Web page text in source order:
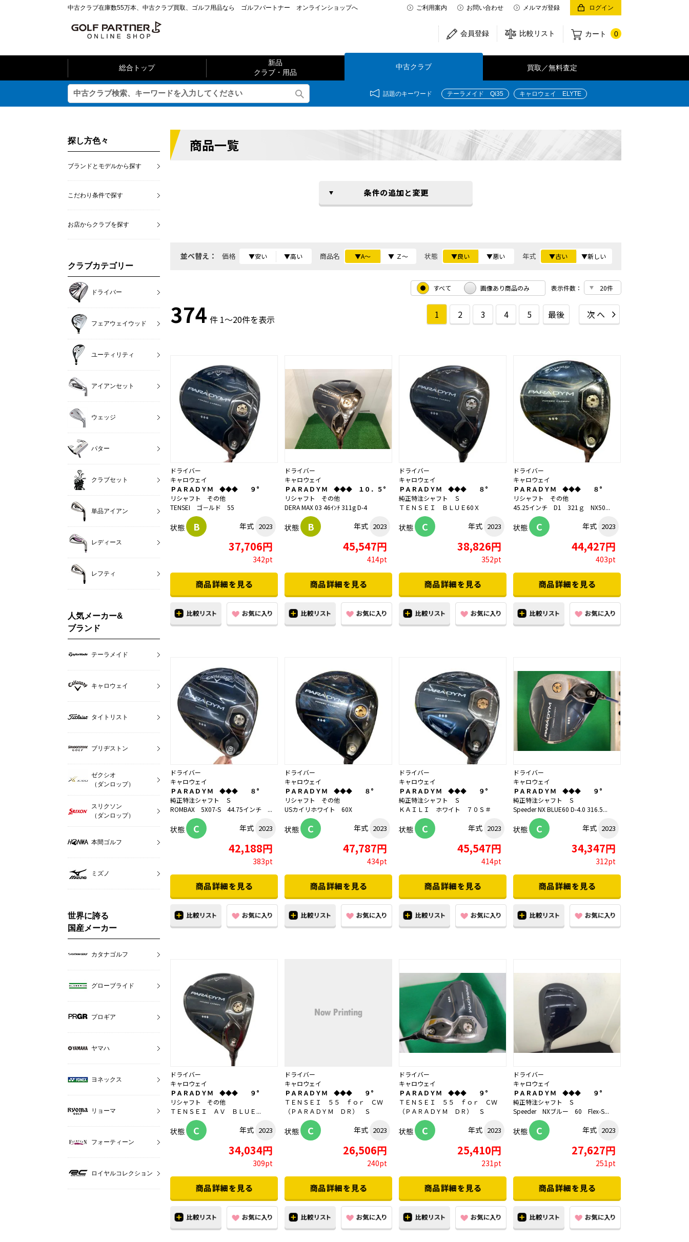
中古クラブ在庫数55万本、中古クラブ買取、ゴルフ用品なら ゴルフパートナー オンラインショップへ ご利用案内 お問い合わせ メルマガ登録 ログイン
カート 0
比較リスト
会員登録
総合トップ
新品
クラブ・用品
中古クラブ 買取／無料査定
話題のキーワード テーラメイド Qi35 キャロウェイ ELYTE
商品一覧
並べ替え： 価格 ▼安い ▼高い 商品名 ▼A～ ▼ Ｚ～ 状態 ▼良い ▼悪い 年式 ▼古い ▼新しい
すべて 画像あり商品のみ 表示件数：
374 件 1～20件を表示 1 2 3 4 5 最後 次へ
ドライバー
キャロウェイ
ＰＡＲＡＤＹＭ ◆◆◆ ９°
リシャフト その他
TENSEI ゴ－ルド 55
状態 B 年式 2023
37,706円
342pt
ドライバー
キャロウェイ
ＰＡＲＡＤＹＭ ◆◆◆ １０．５°
リシャフト その他
DERA MAX 03 46ｲﾝﾁ 311g D-4
状態 B 年式 2023
45,547円
414pt
ドライバー
キャロウェイ
ＰＡＲＡＤＹＭ ◆◆◆ ８°
純正特注シャフト Ｓ
ＴＥＮＳＥＩ ＢＬＵＥ60Ｘ
状態 C 年式 2023
38,826円
352pt
ドライバー
キャロウェイ
ＰＡＲＡＤＹＭ ◆◆◆ ８°
リシャフト その他
45.25インチ D1 321ｇ NX50...
状態 C 年式 2023
44,427円
403pt
ドライバー
キャロウェイ
ＰＡＲＡＤＹＭ ◆◆◆ ８°
純正特注シャフト Ｓ
ROMBAX 5X07-S 44.75インチ ...
状態 C 年式 2023
42,188円
383pt
ドライバー
キャロウェイ
ＰＡＲＡＤＹＭ ◆◆◆ ８°
リシャフト その他
USカイリホワイト 60X
状態 C 年式 2023
47,787円
434pt
ドライバー
キャロウェイ
ＰＡＲＡＤＹＭ ◆◆◆ ９°
純正特注シャフト Ｓ
ＫＡＩＬＩ ホワイト ７０Ｓ＃
状態 C 年式 2023
45,547円
414pt
ドライバー
キャロウェイ
ＰＡＲＡＤＹＭ ◆◆◆ ９°
純正特注シャフト Ｓ
Speeder NX BLUE60 D-4.0 316.5...
状態 C 年式 2023
34,347円
312pt
ドライバー
キャロウェイ
ＰＡＲＡＤＹＭ ◆◆◆ ９°
リシャフト その他
ＴＥＮＳＥＩ ＡＶ ＢＬＵＥ...
状態 C 年式 2023
34,034円
309pt
ドライバー
キャロウェイ
ＰＡＲＡＤＹＭ ◆◆◆ ９°
ＴＥＮＳＥＩ ５５ ｆｏｒ ＣＷ
（ＰＡＲＡＤＹＭ ＤＲ） Ｓ
状態 C 年式 2023
26,506円
240pt
ドライバー
キャロウェイ
ＰＡＲＡＤＹＭ ◆◆◆ ９°
ＴＥＮＳＥＩ ５５ ｆｏｒ ＣＷ
（ＰＡＲＡＤＹＭ ＤＲ） Ｓ
状態 C 年式 2023
25,410円
231pt
ドライバー
キャロウェイ
ＰＡＲＡＤＹＭ ◆◆◆ ９°
純正特注シャフト Ｓ
Speeder NXブルー 60 Flex-S...
状態 C 年式 2023
27,627円
251pt
探し方色々
ブランドとモデルから探す
こだわり条件で探す
お店からクラブを探す
クラブカテゴリー
ドライバー
フェアウェイウッド
ユーティリティ
アイアンセット
ウェッジ
パター
クラブセット
単品アイアン
レディース
レフティ
人気メーカー&
ブランド
テーラメイド
キャロウェイ
タイトリスト
ブリヂストン
ゼクシオ
（ダンロップ）
スリクソン
（ダンロップ）
本間ゴルフ
ミズノ
世界に誇る
国産メーカー
カタナゴルフ
グローブライド
プロギア
ヤマハ
ヨネックス
リョーマ
フォーティーン
ロイヤルコレクション